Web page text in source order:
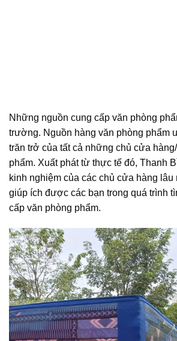
Những nguồn cung cấp văn phòng
trường. Nguồn hàng văn phòng phẩm
trăn trở của tất cả những chủ cửa
phẩm. Xuất phát từ thực tế đó, Thanh
kinh nghiệm của các chủ cửa hàng lâu
giúp ích được các bạn trong quá trình
cấp văn phòng phẩm.​